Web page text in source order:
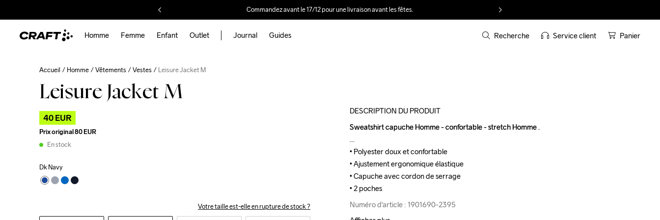
Commandez avant le 17/12 pour une livraison avant les fêtes.
Homme Femme Enfant Outlet Journal Guides Recherche Service client Panier
Accueil Homme Vêtements Vestes Leisure Jacket M
Leisure Jacket M
40 EUR
Prix original80 EUR
En stock
Dk Navy
Votre taille est-elle en rupture de stock ?
DESCRIPTION DU PRODUIT
Sweatshirt capuche Homme - confortable - stretch Homme .
• Polyester doux et confortable
• Ajustement ergonomique élastique
• Capuche avec cordon de serrage
• 2 poches
Numéro d'article : 1901690-2395
Sweatshirt capuche Homme - confortable - stretch Homme .
• Polyester doux et confortable
• Ajustement ergonomique élastique
• Capuche avec cordon de serrage
• 2 poches
Numéro d'article : 1901690-2395